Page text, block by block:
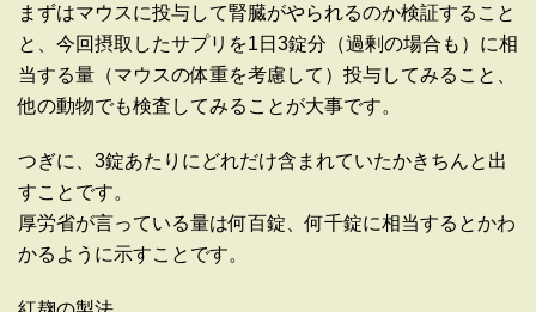
まずはマウスに投与して腎臓がやられるのか検証すること
と、今回摂取したサプリを1日3錠分（過剰の場合も）に相
当する量（マウスの体重を考慮して）投与してみること、
他の動物でも検査してみることが大事です。
つぎに、3錠あたりにどれだけ含まれていたかきちんと出
すことです。
厚労省が言っている量は何百錠、何千錠に相当するとかわ
かるように示すことです。